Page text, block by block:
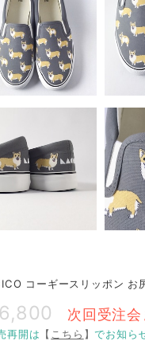
コーギースリッポン お
次回受注
再開は 【 こちら 】でお知ら